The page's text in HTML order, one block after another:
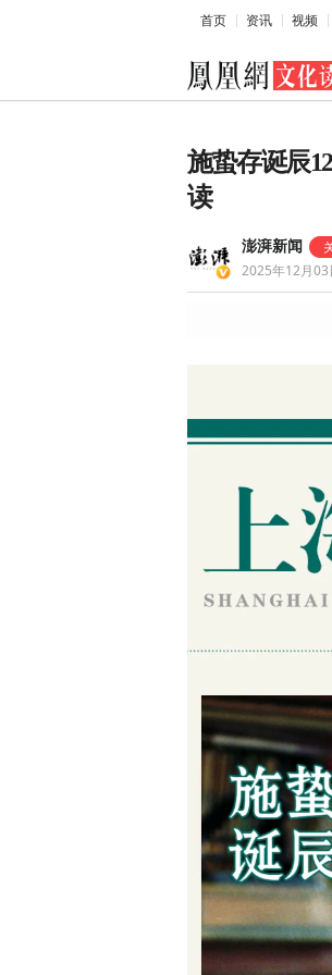
首页 资讯 视频
施蛰存诞辰
读
澎湃新闻
2025年12月03